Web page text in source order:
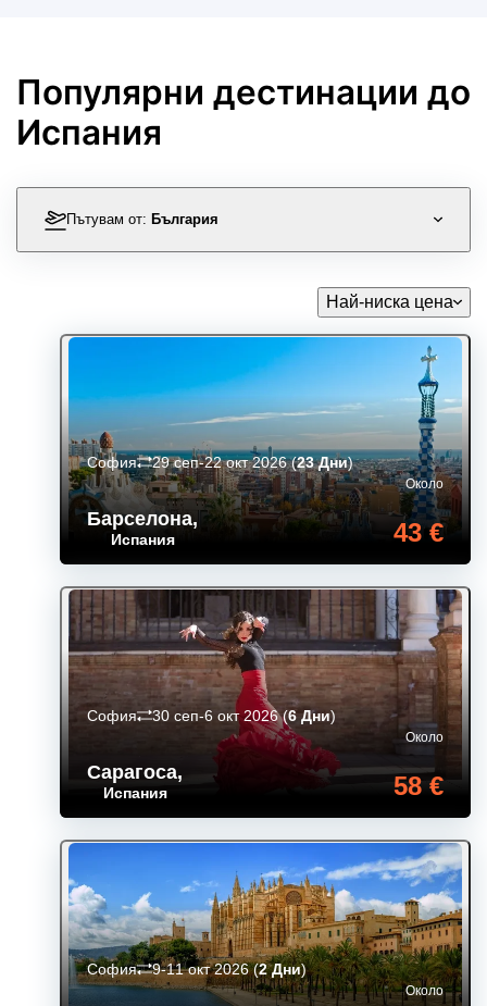
Популярни дестинации до
Испания
Пътувам от: България
Най-ниска цена
Барселона,
Испания
Около
43 €
София 29 сеп-22 окт 2026(23 Дни)
Сарагоса,
Испания
Около
58 €
София 30 сеп-6 окт 2026(6 Дни)
Около
София 9-11 окт 2026(2 Дни)